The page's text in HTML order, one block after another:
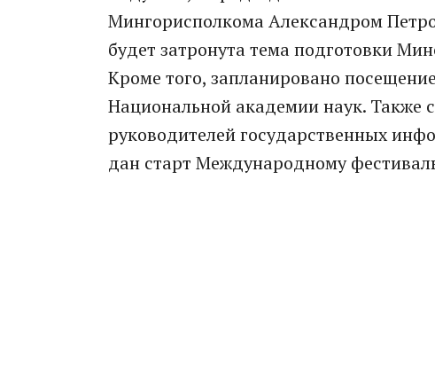
Мингорисполкома Александром
будет затронута тема подготовки
Кроме того, запланировано
Национальной академии наук. Также
руководителей государственных
дан старт Международному